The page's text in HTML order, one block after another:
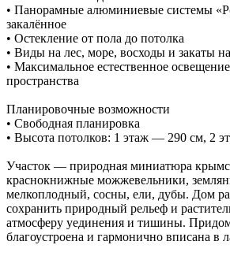
• Панорамные алюминиевые системы
закалённое
• Остекление от пола до потолка
• Виды на лес, море, восходы и закаты
• Максимальное естественное
пространства
Планировочные возможности
• Свободная планировка
• Высота потолков: 1 этаж — 290 см, 2
Участок — природная миниатюра
краснокнижные можжевельники,
мелкоплодный, сосны, ели, дубы. Дом
сохранить природный рельеф и
атмосферу уединения и тишины.
благоустроена и гармонично вписана в